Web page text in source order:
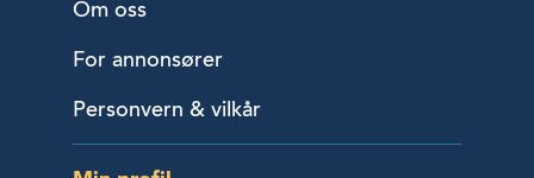
Om oss
For annonsører
Personvern & vilkår